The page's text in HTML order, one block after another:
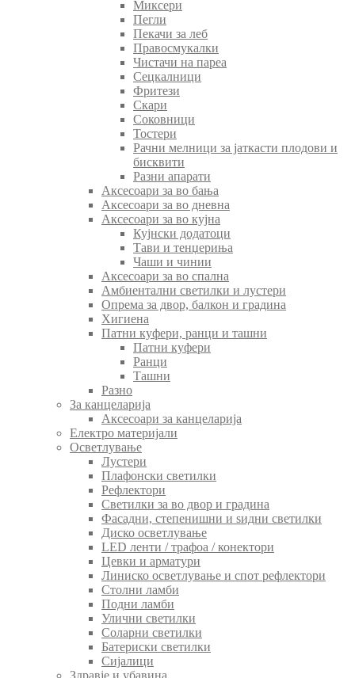
Миксери
Пегли
Пекачи за леб
Правосмукалки
Чистачи на пареа
Сецкалници
Фритези
Скари
Соковници
Тостери
Рачни мелници за јаткасти плодови и
бисквити
Разни апарати
Аксесоари за во бања
Аксесоари за во дневна
Аксесоари за во кујна
Кујнски додатоци
Тави и тенџериња
Чаши и чинии
Аксесоари за во спална
Амбиентални светилки и лустери
Опрема за двор, балкон и градина
Хигиена
Патни куфери, ранци и ташни
Патни куфери
Ранци
Ташни
Разно
За канцеларија
Аксесоари за канцеларија
Електро материјали
Осветлување
Лустери
Плафонски светилки
Рефлектори
Светилки за во двор и градина
Фасадни, степенишни и ѕидни светилки
Диско осветлување
LED ленти / трафоа / конектори
Цевки и арматури
Линиско осветлување и спот рефлектори
Столни ламби
Подни ламби
Улични светилки
Соларни светилки
Батериски светилки
Сијалици
Здравје и убавина